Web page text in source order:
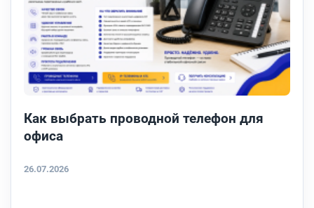
Как выбрать проводной телефон для
офиса
26.07.2026